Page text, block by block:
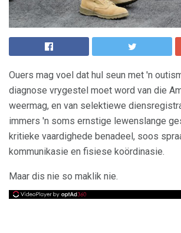
Ouers mag voel dat hul seun met 'n
diagnose vrygestel moet word van die
weermag, en van selektiewe
immers 'n soms ernstige lewenslange
kritieke vaardighede benadeel, soos
kommunikasie en fisiese koördinasie.
Maar dis nie so maklik nie.